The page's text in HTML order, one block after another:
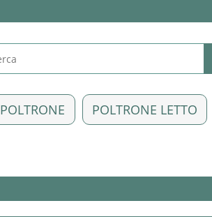
POLTRONE POLTRONE LETTO